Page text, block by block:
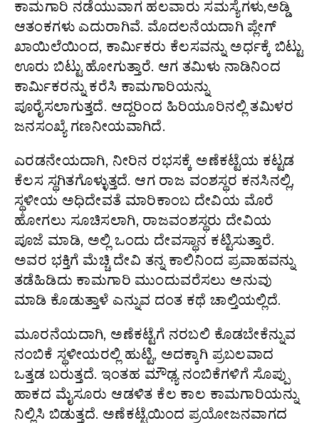
ಕಾಮಗಾರಿ ನಡೆಯುವಾಗ ಹಲವಾರು ಸಮಸ್ಯೆಗಳು,ಅಡ್ಡಿ
ಆತಂಕಗಳು ಎದುರಾಗಿವೆ. ಮೊದಲನೆಯದಾಗಿ ಪ್ಲೇಗ್‌
ಖಾಯಿಲೆಯಿಂದ, ಕಾರ್ಮಿಕರು ಕೆಲಸವನ್ನು ಅರ್ಧಕ್ಕೆ ಬಿಟ್ಟು
ಊರು ಬಿಟ್ಟು ಹೋಗುತ್ತಾರೆ. ಆಗ ತಮಿಳು ನಾಡಿನಿಂದ
ಕಾರ್ಮಿಕರನ್ನು ಕರೆಸಿ ಕಾಮಗಾರಿಯನ್ನು
ಪೂರೈಸಲಾಗುತ್ತದೆ. ಆದ್ದರಿಂದ ಹಿರಿಯೂರಿನಲ್ಲಿ ತಮಿಳರ
ಜನಸಂಖ್ಯೆ ಗಣನೀಯವಾಗಿದೆ.
ಎರಡನೇಯದಾಗಿ, ನೀರಿನ ರಭಸಕ್ಕೆ ಅಣೆಕಟ್ಟೆಯ ಕಟ್ಟಡ
ಕೆಲಸ ಸ್ಥಗಿತಗೊಳ್ಳುತ್ತದೆ. ಆಗ ರಾಜ ವಂಶಸ್ಥರ ಕನಸಿನಲ್ಲಿ,
ಸ್ಥಳೀಯ ಅಧಿದೇವತೆ ಮಾರಿಕಾಂಬ ದೇವಿಯ ಮೊರೆ
ಹೋಗಲು ಸೂಚಿಸಲಾಗಿ, ರಾಜವಂಶಸ್ಥರು ದೇವಿಯ
ಪೂಜೆ ಮಾಡಿ, ಅಲ್ಲಿ ಒಂದು ದೇವಸ್ಥಾನ ಕಟ್ಟಿಸುತ್ತಾರೆ.
ಅವರ ಭಕ್ತಿಗೆ ಮೆಚ್ಚಿ ದೇವಿ ತನ್ನ ಕಾಲಿನಿಂದ ಪ್ರವಾಹವನ್ನು
ತಡೆಹಿಡಿದು ಕಾಮಗಾರಿ ಮುಂದುವರೆಸಲು ಅನುವು
ಮಾಡಿ ಕೊಡುತ್ತಾಳೆ ಎನ್ನುವ ದಂತ ಕಥೆ ಚಾಲ್ತಿಯಲ್ಲಿದೆ.
ಮೂರನೆಯದಾಗಿ, ಅಣೆಕಟ್ಟೆಗೆ ನರಬಲಿ ಕೊಡಬೇಕೆನ್ನುವ
ನಂಬಿಕೆ ಸ್ಥಳೀಯರಲ್ಲಿ ಹುಟ್ಟಿ, ಅದಕ್ಕಾಗಿ ಪ್ರಬಲವಾದ
ಒತ್ತಡ ಬರುತ್ತದೆ. ಇಂತಹ ಮೌಢ್ಯ ನಂಬಿಕೆಗಳಿಗೆ ಸೊಪ್ಪು
ಹಾಕದ ಮೈಸೂರು ಆಡಳಿತ ಕೆಲ ಕಾಲ ಕಾಮಗಾರಿಯನ್ನು
ನಿಲ್ಲಿಸಿ ಬಿಡುತ್ತದೆ. ಅಣೆಕಟ್ಟೆಯಿಂದ ಪ್ರಯೋಜನವಾಗದ